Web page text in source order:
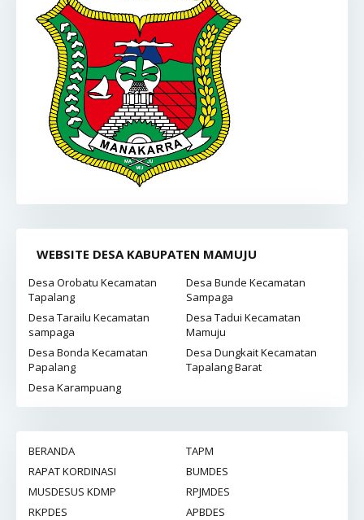
WEBSITE DESA KABUPATEN MAMUJU
Desa Orobatu Kecamatan
Tapalang
Desa Bunde Kecamatan
Sampaga
Desa Tarailu Kecamatan
sampaga
Desa Tadui Kecamatan
Mamuju
Desa Bonda Kecamatan
Papalang
Desa Dungkait Kecamatan
Tapalang Barat
Desa Karampuang
BERANDA
TAPM
RAPAT KORDINASI
BUMDES
MUSDESUS KDMP
RPJMDES
RKPDES
APBDES